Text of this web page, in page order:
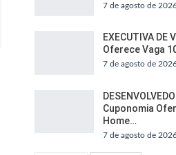
7 de agosto de
EXECUTIVA DE
Oferece Vaga
7 de agosto de
Cuponomia
Home…
7 de agosto de